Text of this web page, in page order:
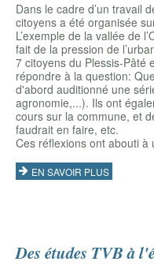
Dans le cadre d’un travail
citoyens a été organisée
L’exemple de la vallée de
fait de la pression de
7 citoyens du Plessis-Pâté
répondre à la question:
d'abord auditionné une
agronomie,...). Ils ont
cours sur la commune, et
faudrait en faire, etc.
Ces réflexions ont abouti
EN SAVOIR PLUS
Des études TVB à